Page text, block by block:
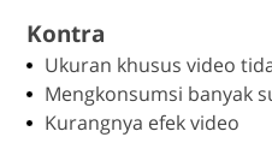
Kontra
Ukuran khusus video
Mengkonsumsi banyak
Kurangnya efek video